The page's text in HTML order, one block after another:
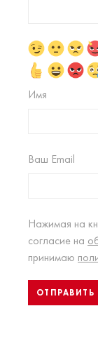
Имя
Ваш Email
Нажимая на
согласие на
принимаю